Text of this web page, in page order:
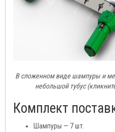
В сложенном виде шампуры и
небольшой тубус
Комплект
Шампуры — 7 шт.